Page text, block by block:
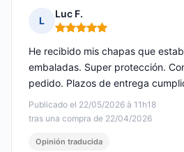
L
Luc F.
Nota: 5 de 5
Publicado el 22/05/2026 à 11h18
tras una compra de 22/04/2026
He recibido mis chapas que
embaladas. Super protección.
pedido. Plazos de entrega
Opinión traducida